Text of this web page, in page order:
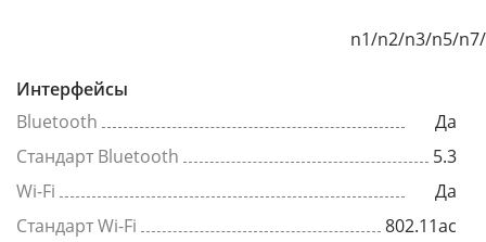
n1/n2/n3/n5/
Интерфейсы
Bluetooth
Да
Стандарт Bluetooth
5.3
Wi-Fi
Да
Стандарт Wi-Fi
802.11ac